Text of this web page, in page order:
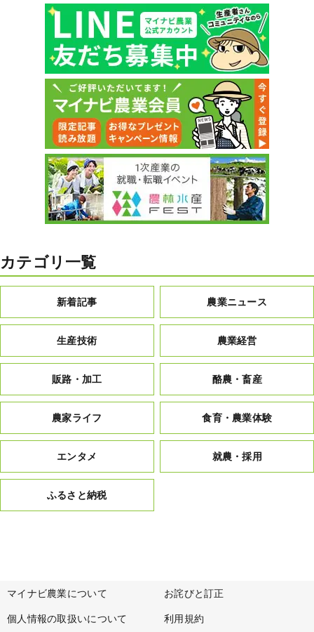
カテゴリ一覧
新着記事 農業ニュース
生産技術 農業経営
販路・加工 酪農・畜産
農家ライフ 食育・農業体験
エンタメ 就農・採用
ふるさと納税
マイナビ農業について お詫びと訂正
個人情報の取扱いについて 利用規約